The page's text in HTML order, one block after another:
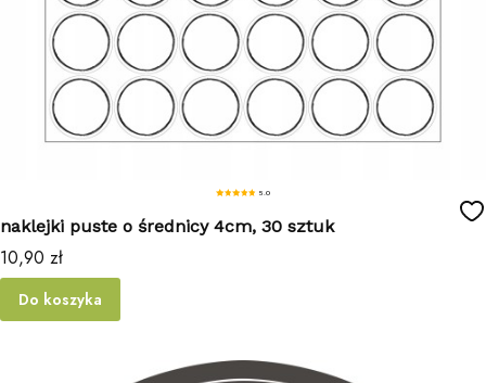
5.0
naklejki puste o średnicy 4cm, 30 sztuk
Cena
10,90 zł
Do koszyka